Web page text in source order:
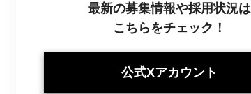
最新の募集情報や採用状況は
こちらをチェック！
公式Xアカウント